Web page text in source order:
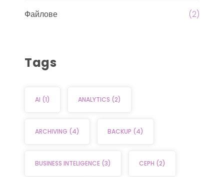
Файлове (2)
Tags
AI (1) ANALYTICS (2)
ARCHIVING (4) BACKUP (4)
BUSINESS INTELIGENCE (3) CEPH (2)